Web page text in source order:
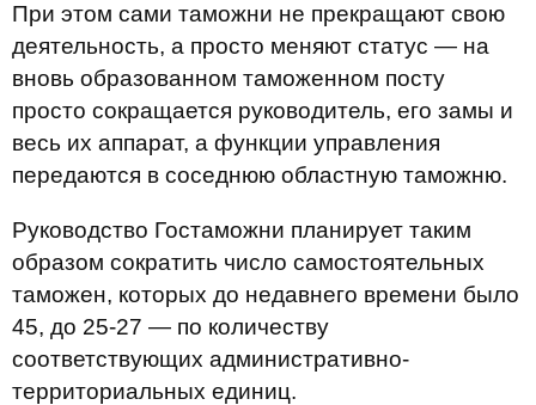
При этом сами таможни не прекращают свою
деятельность, а просто меняют статус — на
вновь образованном таможенном посту
просто сокращается руководитель, его замы и
весь их аппарат, а функции управления
передаются в соседнюю областную таможню.
Руководство Гостаможни планирует таким
образом сократить число самостоятельных
таможен, которых до недавнего времени было
45, до 25-27 — по количеству
соответствующих административно-
территориальных единиц.